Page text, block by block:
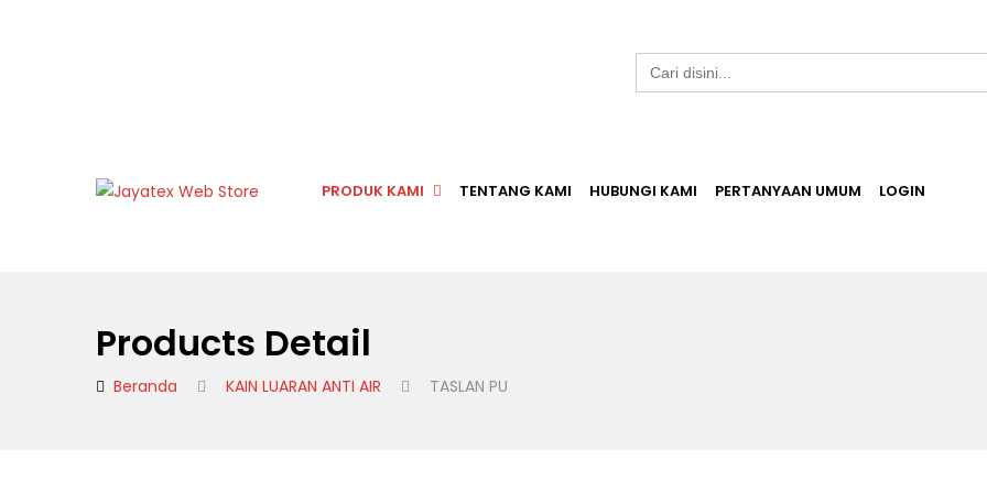
Search
for:
PRODUK KAMI TENTANG KAMI HUBUNGI KAMI PERTANYAAN UMUM LOGIN
Products Detail
Beranda KAIN LUARAN ANTI AIR TASLAN PU